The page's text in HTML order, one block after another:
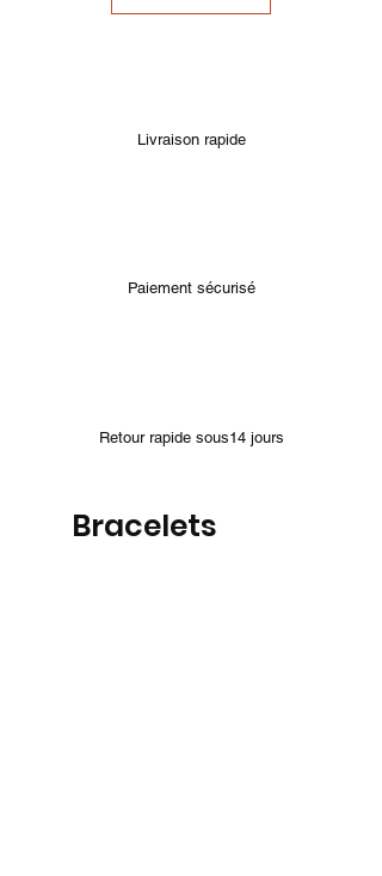
Livraison rapide
Paiement sécurisé
Retour rapide sous14 jours
Bracelets